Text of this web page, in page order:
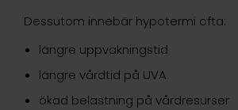
Dessutom innebär hypotermi ofta:
längre uppvakningstid
längre vårdtid på UVA
ökad belastning på vårdresurser